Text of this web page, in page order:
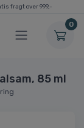
fragt over 999,-
0
85 ml